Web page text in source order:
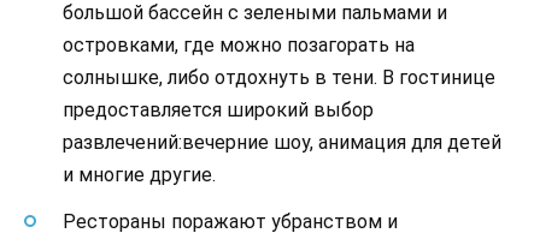
большой бассейн с зелеными пальмами и
островками, где можно позагорать на
солнышке, либо отдохнуть в тени. В гостинице
предоставляется широкий выбор
развлечений:вечерние шоу, анимация для детей
и многие другие.
Рестораны поражают убранством и